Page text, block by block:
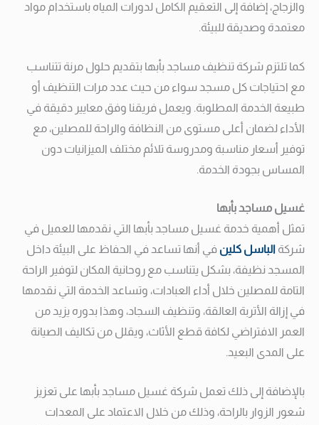
والزجاج، إضافة إلى التعقيم الكامل لدورات المياه باستخدام مواد
معتمدة وصديقة للبيئة.
كما تلتزم شركة تنظيف مساجد بأبها بتقديم حلول مرنة تتناسب
مع احتياجات كل مسجد سواء من حيث عدد مرات التنظيف أو
طبيعة الخدمة المطلوبة. ويعمل فريقنا وفق معايير دقيقة في
الأداء لضمان أعلى مستوى من النظافة والراحة للمصلين، مع
توفير أسعار مناسبة ومدروسة تلائم مختلف الميزانيات دون
المساس بجودة الخدمة.
غسيل مساجد بأبها
تمثل أهمية خدمة غسيل مساجد بأبها التي نقدمها للعميل في
شركة الباسل كلين في أنها تساعد في الحفاظ على البيئة داخل
المسجد نظيفة، بشكل يتناسب مع روحانية المكان لتوفير الراحة
التامة للمصلين خلال أداء العبادات، وتساعد الخدمة التي نقدمها
في إزالة الأتربة العالقة، وتنظيف السجاد، وهذا بدوره يزيد من
العمر الافتراضي لكافة قطع الأثاث، ويقلل من تكاليف الصيانة
على المدى البعيد.
بالإضافة إلى ذلك تعمل شركة غسيل مساجد بأبها على تعزيز
شعور الزوار بالراحة، وذلك من خلال الاعتماد على المعدات